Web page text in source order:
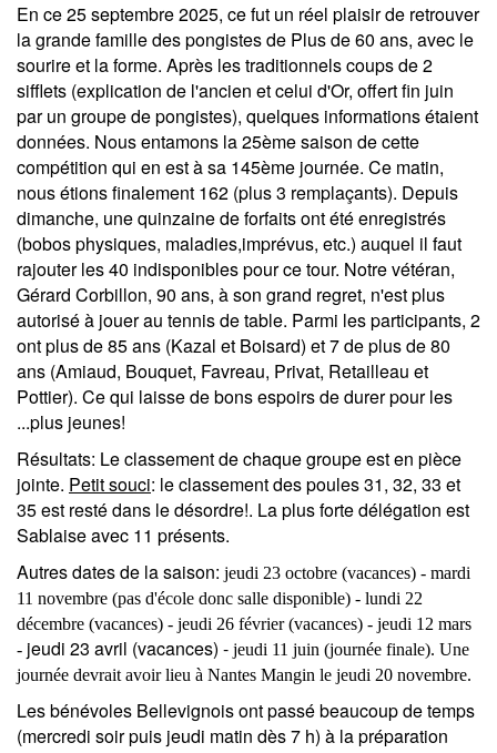
En ce 25 septembre 2025, ce fut un réel plaisir de retrouver
la grande famille des pongistes de Plus de 60 ans, avec le
sourire et la forme. Après les traditionnels coups de 2
sifflets (explication de l'ancien et celui d'Or, offert fin juin
par un groupe de pongistes), quelques informations étaient
données. Nous entamons la 25ème saison de cette
compétition qui en est à sa 145ème journée. Ce matin,
nous étions finalement 162 (plus 3 remplaçants). Depuis
dimanche, une quinzaine de forfaits ont été enregistrés
(bobos physiques, maladies,imprévus, etc.) auquel il faut
rajouter les 40 indisponibles pour ce tour. Notre vétéran,
Gérard Corbillon, 90 ans, à son grand regret, n'est plus
autorisé à jouer au tennis de table. Parmi les participants, 2
ont plus de 85 ans (Kazal et Boisard) et 7 de plus de 80
ans (Amiaud, Bouquet, Favreau, Privat, Retailleau et
Pottier). Ce qui laisse de bons espoirs de durer pour les
...plus jeunes!
Résultats: Le classement de chaque groupe est en pièce
jointe. Petit souci: le classement des poules 31, 32, 33 et
35 est resté dans le désordre!. La plus forte délégation est
Sablaise avec 11 présents.
Autres dates de la saison: jeudi 23 octobre (vacances) - mardi
11 novembre (pas d'école donc salle disponible) - lundi 22
décembre (vacances) - jeudi 26 février(vacances) - jeudi 12 mars
- jeudi 23 avril (vacances) - jeudi 11 juin (journée finale). Une
journée devrait avoir lieu à Nantes Mangin le jeudi 20 novembre.
Les bénévoles Bellevignoisont passé beaucoup de temps
(mercredi soir puis jeudi matin dès 7 h) à la préparation